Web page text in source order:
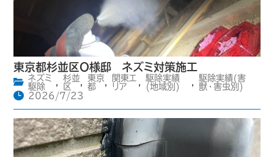
東京都杉並区O様邸 ネズミ対策施工
ネズミ
駆除
杉並
区
東京
都
関東エ
リア
駆除実績
(地域別)
駆除実績(害
獣・害虫別)
2026/7/23